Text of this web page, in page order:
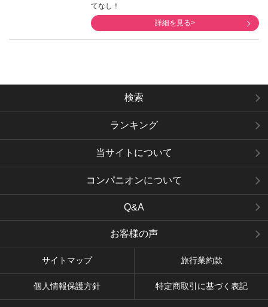
てなし！
詳細を見る>
検索
ランキング
当サイトについて
コンパニオンについて
Q&A
お客様の声
サイトマップ 旅行業約款
個人情報保護方針 特定商取引に基づく表記